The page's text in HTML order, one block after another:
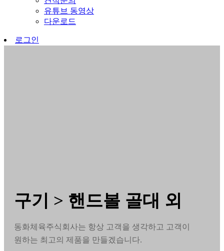
유튜브 동영상
다운로드
로그인
구기 > 핸드볼 골대 외
동화체육주식회사는 항상 고객을 생각하고 고객이
원하는 최고의 제품을 만들겠습니다.